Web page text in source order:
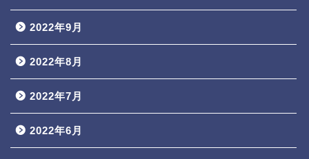
2022年9月
2022年8月
2022年7月
2022年6月